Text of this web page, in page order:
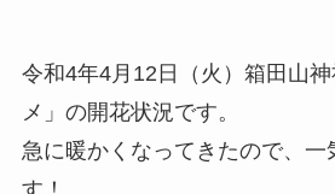
令和4年4月12日（火）箱田山
メ」の開花状況です。
急に暖かくなってきたので、一